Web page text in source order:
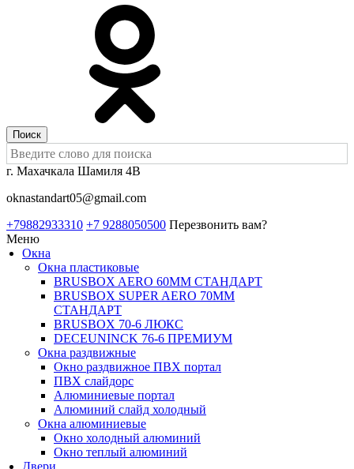
Поиск
г. Махачкала Шамиля 4В
oknastandart05@gmail.com
+79882933310 +7 9288050500 Перезвонить вам?
Меню
Окна
Окна пластиковые
BRUSBOX AERO 60ММ СТАНДАРТ
BRUSBOX SUPER AERO 70ММ
СТАНДАРТ
BRUSBOX 70-6 ЛЮКС
DECEUNINCK 76-6 ПРЕМИУМ
Окна раздвижные
Окно раздвижное ПВХ портал
ПВХ слайдорс
Алюминиевые портал
Алюминий слайд холодный
Окна алюминиевые
Окно холодный алюминий
Окно теплый алюминий
Двери